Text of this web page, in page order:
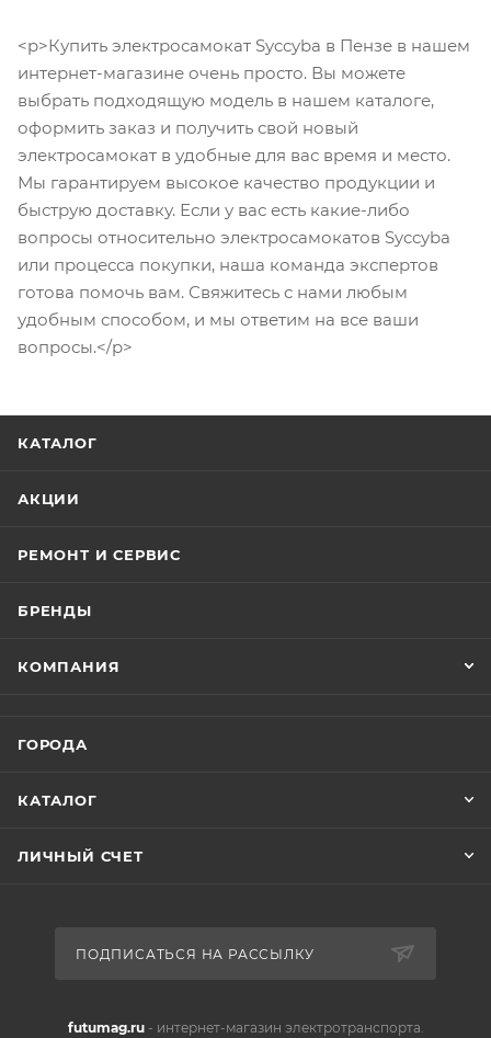
<p>Купить электросамокат Syccyba в Пензе в нашем
интернет-магазине очень просто. Вы можете
выбрать подходящую модель в нашем каталоге,
оформить заказ и получить свой новый
электросамокат в удобные для вас время и место.
Мы гарантируем высокое качество продукции и
быструю доставку. Если у вас есть какие-либо
вопросы относительно электросамокатов Syccyba
или процесса покупки, наша команда экспертов
готова помочь вам. Свяжитесь с нами любым
удобным способом, и мы ответим на все ваши
вопросы.</p>
КАТАЛОГ
АКЦИИ
РЕМОНТ И СЕРВИС
БРЕНДЫ
КОМПАНИЯ
ГОРОДА
КАТАЛОГ
ЛИЧНЫЙ СЧЕТ
ПОДПИСАТЬСЯ НА РАССЫЛКУ
futumag.ru- интернет-магазин электротранспорта.